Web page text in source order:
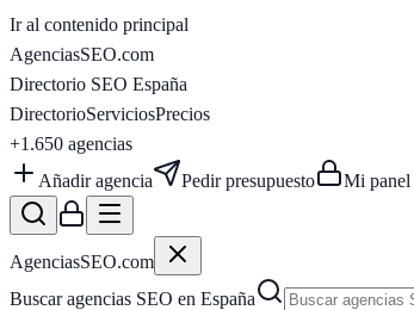
Ir al contenido principal
AgenciasSEO.com
Directorio SEO España
DirectorioServiciosPrecios
+1.650 agencias
Añadir agencia
Pedir presupuesto Mi panel
AgenciasSEO.com
Buscar agencias SEO en España